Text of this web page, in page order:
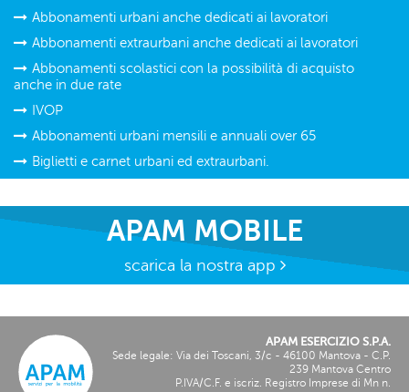
Abbonamenti urbani anche dedicati ai lavoratori
Abbonamenti extraurbani anche dedicati ai lavoratori
Abbonamenti scolastici con la possibilità di acquisto
anche in due rate
IVOP
Abbonamenti urbani mensili e annuali over 65
Biglietti e carnet urbani ed extraurbani.
APAM MOBILE
scarica la nostra app
APAM ESERCIZIO S.P.A.
Sede legale: Via dei Toscani, 3/c - 46100 Mantova - C.P.
239 Mantova Centro
P.IVA/C.F. e iscriz. Registro Imprese di Mn n.